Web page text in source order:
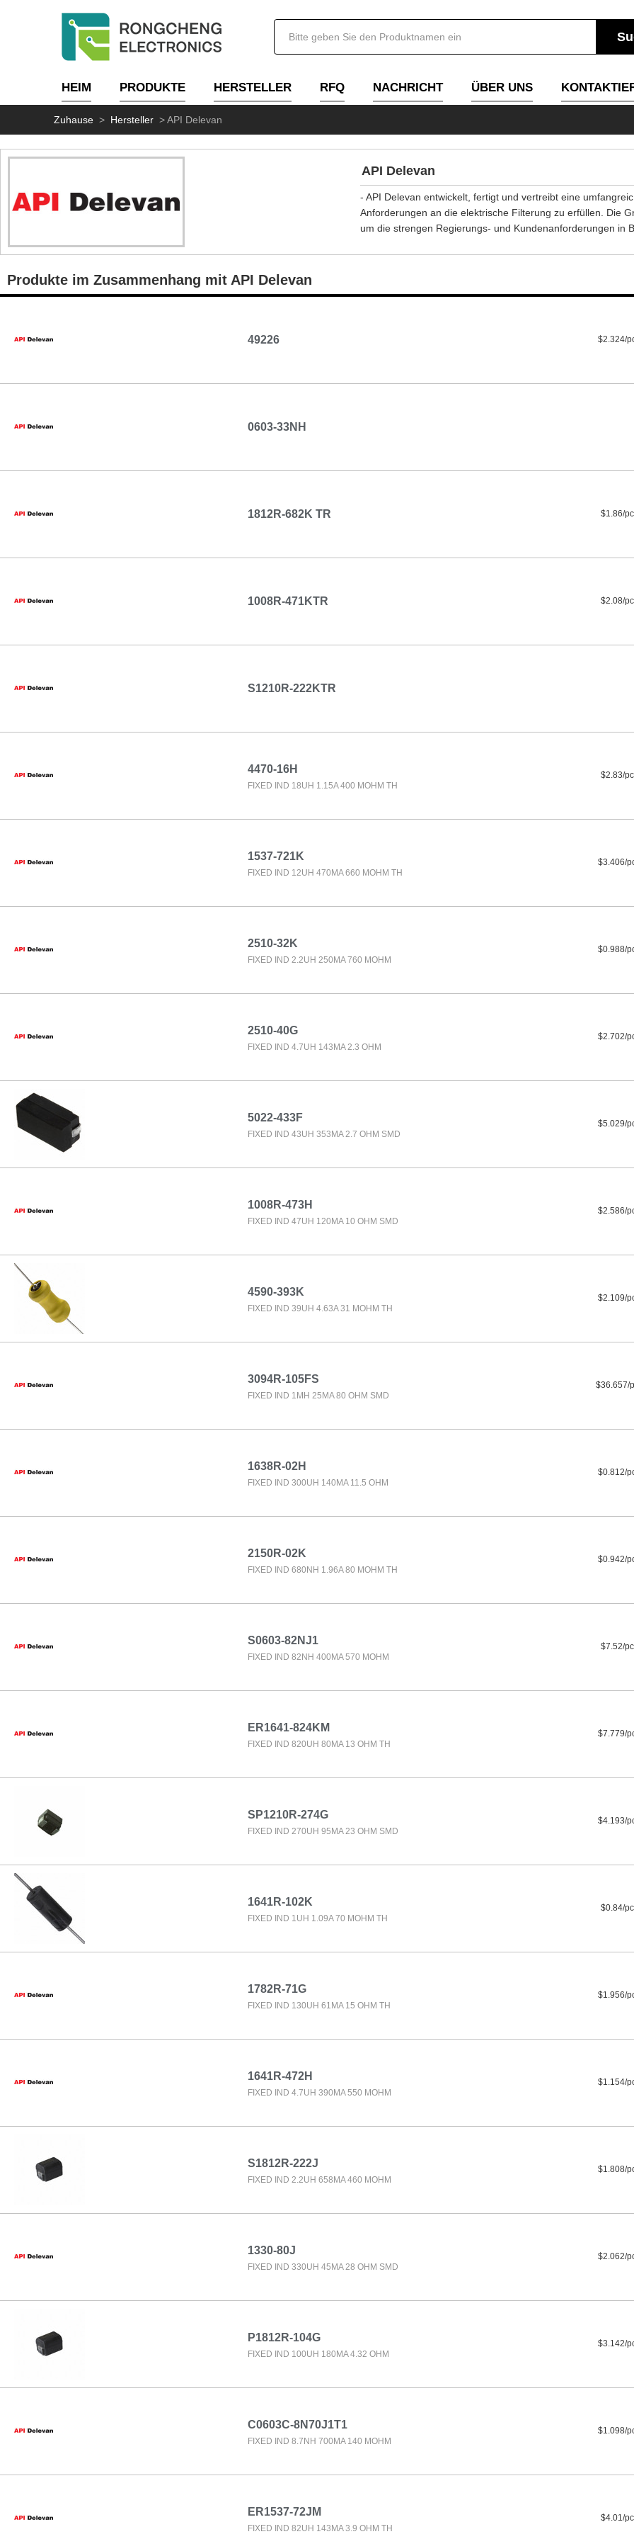
HEIM PRODUKTE HERSTELLER RFQ NACHRICHT ÜBER UNS
Zuhause > Hersteller >API Delevan
API Delevan
- API Delevan entwickelt, fertigt und vertreibt eine
Anforderungen an die elektrische Filterung zu erfüllen. Die
um die strengen Regierungs- und Kundenanforderungen in
Produkte im Zusammenhang mit API Delevan
49226 $2.324/
0603-33NH
1812R-682K TR $1.86/
1008R-471KTR $2.08/
S1210R-222KTR
4470-16H
FIXED IND 18UH 1.15A 400 MOHM TH
$2.83/
1537-721K
FIXED IND 12UH 470MA 660 MOHM TH
$3.406/
2510-32K
FIXED IND 2.2UH 250MA 760 MOHM
$0.988/
2510-40G
FIXED IND 4.7UH 143MA 2.3 OHM
$2.702/
5022-433F
FIXED IND 43UH 353MA 2.7 OHM SMD
$5.029/
1008R-473H
FIXED IND 47UH 120MA 10 OHM SMD
$2.586/
4590-393K
FIXED IND 39UH 4.63A 31 MOHM TH
$2.109/
3094R-105FS
FIXED IND 1MH 25MA 80 OHM SMD
$36.657/
1638R-02H
FIXED IND 300UH 140MA 11.5 OHM
$0.812/
2150R-02K
FIXED IND 680NH 1.96A 80 MOHM TH
$0.942/
S0603-82NJ1
FIXED IND 82NH 400MA 570 MOHM
$7.52/
ER1641-824KM
FIXED IND 820UH 80MA 13 OHM TH
$7.779/
SP1210R-274G
FIXED IND 270UH 95MA 23 OHM SMD
$4.193/
1641R-102K
FIXED IND 1UH 1.09A 70 MOHM TH
$0.84/
1782R-71G
FIXED IND 130UH 61MA 15 OHM TH
$1.956/
1641R-472H
FIXED IND 4.7UH 390MA 550 MOHM
$1.154/
S1812R-222J
FIXED IND 2.2UH 658MA 460 MOHM
$1.808/
1330-80J
FIXED IND 330UH 45MA 28 OHM SMD
$2.062/
P1812R-104G
FIXED IND 100UH 180MA 4.32 OHM
$3.142/
C0603C-8N70J1T1
FIXED IND 8.7NH 700MA 140 MOHM
$1.098/
ER1537-72JM
FIXED IND 82UH 143MA 3.9 OHM TH
$4.01/